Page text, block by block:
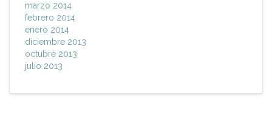
marzo 2014
febrero 2014
enero 2014
diciembre 2013
octubre 2013
julio 2013